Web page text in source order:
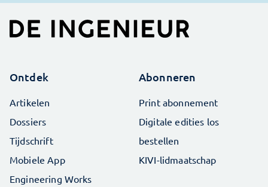
Ontdek
Artikelen
Dossiers
Tijdschrift
Mobiele App
Engineering Works
Abonneren
Print abonnement
Digitale edities los
bestellen
KIVI-lidmaatschap